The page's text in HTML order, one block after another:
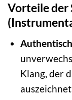
Vorteile der
Klang, der